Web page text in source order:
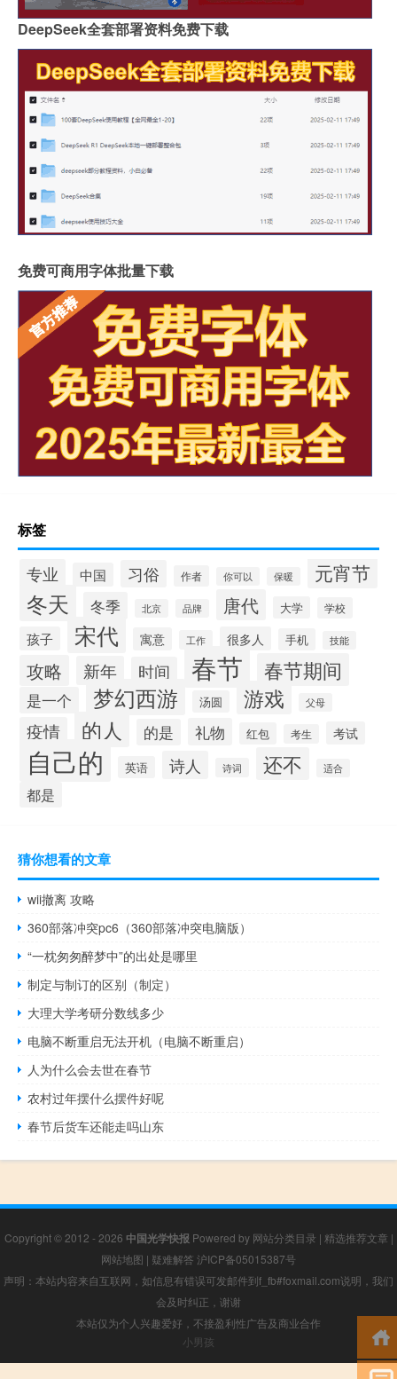
DeepSeek全套部署资料免费下载
免费可商用字体批量下载
标签
专业 中国 习俗 作者 你可以 保暖 元宵节
冬天 冬季 北京 品牌 唐代 大学 学校
孩子 宋代 寓意 工作 很多人 手机 技能
攻略 新年 时间 春节 春节期间
是一个 梦幻西游 汤圆 游戏 父母
疫情 的人 的是 礼物 红包 考生 考试
自己的 英语 诗人 诗词 还不 适合
都是
猜你想看的文章
wii撤离 攻略
360部落冲突pc6（360部落冲突电脑版）
“一枕匆匆醉梦中”的出处是哪里
制定与制订的区别（制定）
大理大学考研分数线多少
电脑不断重启无法开机（电脑不断重启）
人为什么会去世在春节
农村过年摆什么摆件好呢
春节后货车还能走吗山东
Copyright © 2012 - 2026 中国光学快报 Powered by 网站分类目录 | 精选推荐文章 |
网站地图 | 疑难解答 沪ICP备05015387号
声明：本站内容来自互联网，如信息有错误可发邮件到f_fb#foxmail.com说明，我们
会及时纠正，谢谢
本站仅为个人兴趣爱好，不接盈利性广告及商业合作
小男孩